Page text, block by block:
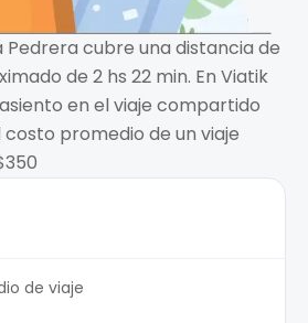
Pedrera cubre una distancia de
de 2 hs 22 min. En Viatik
en el viaje compartido
promedio de un viaje
de viaje